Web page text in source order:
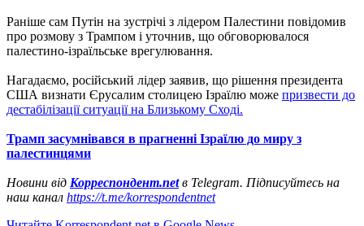
Раніше сам Путін на зустрічі з лідером Палестини повідомив
про розмову з Трампом і уточнив, що обговорювалося
палестино-ізраїльське врегулювання.
Нагадаємо, російський лідер заявив, що рішення президента
США визнати Єрусалим столицею Ізраїлю може призвести до
дестабілізації ситуації на Близькому Сході.
Трамп засумнівався в прагненні Ізраїлю до миру з
палестинцями
Новини від Корреспондент.netв Telegram. Підписуйтесь на
наш канал https://t.me/korrespondentnet